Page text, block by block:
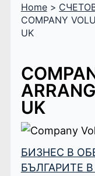
Home
COMPANY
UK
UK
БИЗНЕС В
БЪЛГАРИТЕ